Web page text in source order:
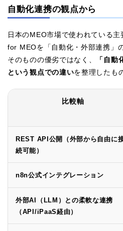
自動化連携の観点から
日本のMEO市場で使われている
for MEOを「自動化・外部連携」
そのものの優劣ではなく、
「自動
という観点での違いを整理したも
比較軸
REST API公開（外部から自由に
続可能）
n8n公式インテグレーション
外部AI（LLM）との柔軟な連携
（API/iPaaS経由）